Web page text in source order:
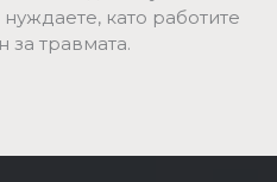
като работите
за травмата.